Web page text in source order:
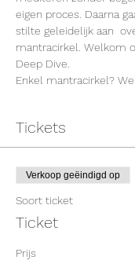
eigen proces. Daarna
stilte geleidelijk aan
mantracirkel. Welkom
Deep Dive.
Enkel mantracirkel?
Tickets
Verkoop geëindigd op
Soort ticket
Ticket
Prijs